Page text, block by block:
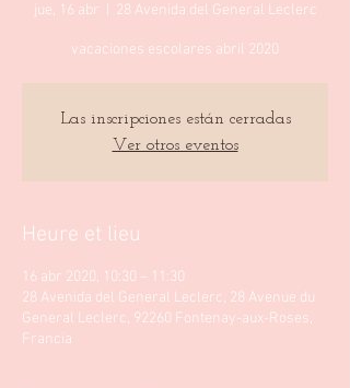
jue, 16 abr 28 Avenida del General Leclerc
vacaciones escolares abril 2020
Las inscripciones están cerradas
Ver otros eventos
Heure et lieu
16 abr 2020, 10:30 – 11:30
28 Avenida del General Leclerc, 28 Avenue du
General Leclerc, 92260 Fontenay-aux-Roses,
Francia